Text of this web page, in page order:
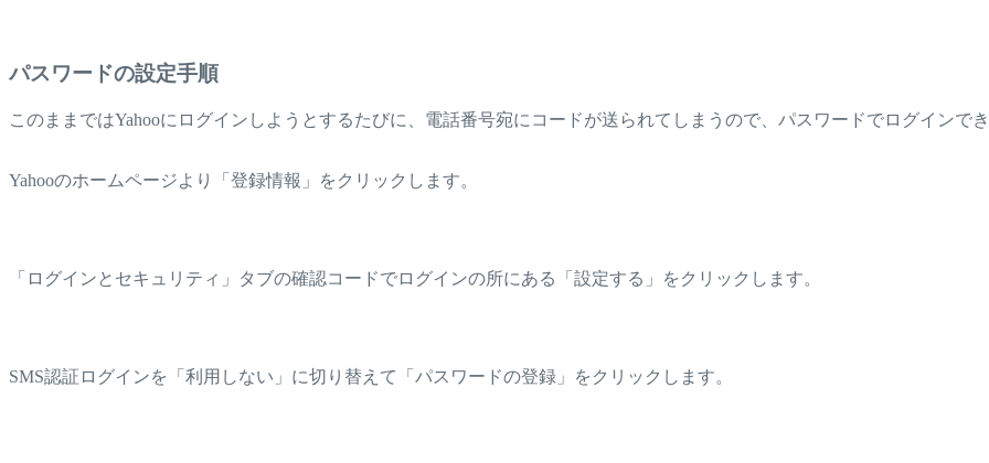
パスワードの設定手順
このままではYahooにログインしようとするたびに、電話番号宛にコードが送られてしまうので、パスワードでログインで
Yahooのホームページより「登録情報」をクリックします。
「ログインとセキュリティ」タブの確認コードでログインの所にある「設定する」をクリックします。
SMS認証ログインを「利用しない」に切り替えて「パスワードの登録」をクリックします。